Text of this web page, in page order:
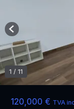
120,000 € TVA
1 / 11
Previous